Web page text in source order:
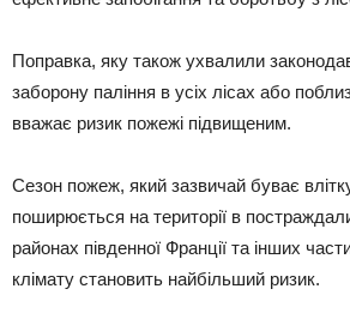
Поправка, яку також ухвалили
заборону паління в усіх лісах або
вважає ризик пожежі підвищеним.
Сезон пожеж, який зазвичай буває
поширюється на території в
районах південної Франції та інших
клімату становить найбільший ризик.